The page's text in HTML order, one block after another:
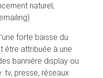
naturel,
forte baisse du
être attribuée à une
bannière display ou
tv, presse, réseaux